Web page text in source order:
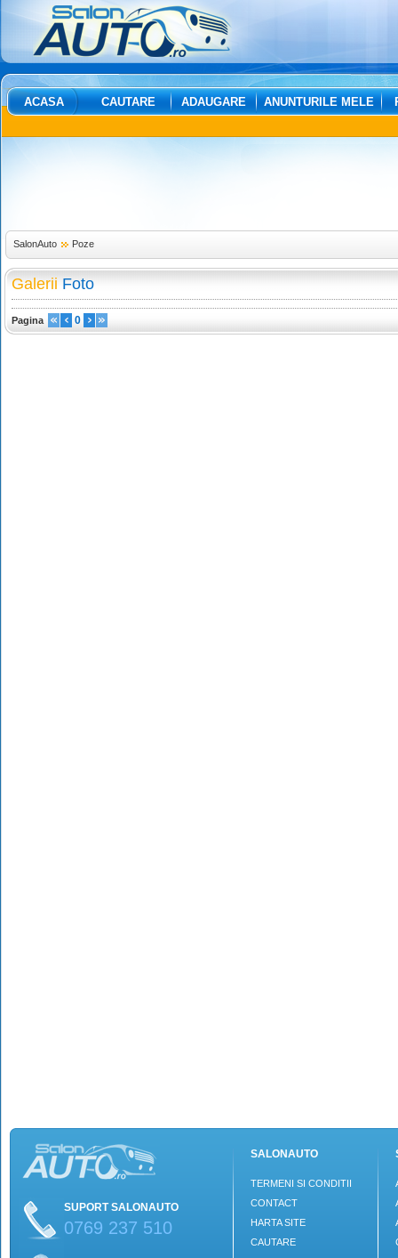
ACASA CAUTARE ADAUGARE ANUNTURILE MELE
SalonAuto Poze
Galerii Foto
Pagina 0
SUPORT SALONAUTO
0769 237 510
SALONAUTO
TERMENI SI CONDITII
CONTACT
HARTA SITE
CAUTARE